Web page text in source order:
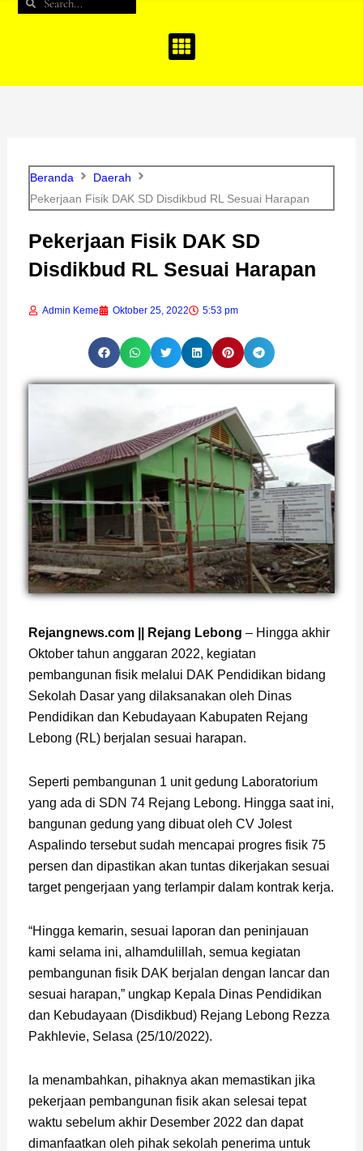
Beranda
Daerah
Pekerjaan Fisik DAK SD Disdikbud RL Sesuai Harapan
Pekerjaan Fisik DAK SD
Disdikbud RL Sesuai Harapan
Admin Keme Oktober 25, 2022 5:53 pm
Rejangnews.com || Rejang Lebong – Hingga akhir
Oktober tahun anggaran 2022, kegiatan
pembangunan fisik melalui DAK Pendidikan bidang
Sekolah Dasar yang dilaksanakan oleh Dinas
Pendidikan dan Kebudayaan Kabupaten Rejang
Lebong (RL) berjalan sesuai harapan.
Seperti pembangunan 1 unit gedung Laboratorium
yang ada di SDN 74 Rejang Lebong. Hingga saat ini,
bangunan gedung yang dibuat oleh CV Jolest
Aspalindo tersebut sudah mencapai progres fisik 75
persen dan dipastikan akan tuntas dikerjakan sesuai
target pengerjaan yang terlampir dalam kontrak kerja.
“Hingga kemarin, sesuai laporan dan peninjauan
kami selama ini, alhamdulillah, semua kegiatan
pembangunan fisik DAK berjalan dengan lancar dan
sesuai harapan,” ungkap Kepala Dinas Pendidikan
dan Kebudayaan (Disdikbud) Rejang Lebong Rezza
Pakhlevie, Selasa (25/10/2022).
Ia menambahkan, pihaknya akan memastikan jika
pekerjaan pembangunan fisik akan selesai tepat
waktu sebelum akhir Desember 2022 dan dapat
dimanfaatkan oleh pihak sekolah penerima untuk